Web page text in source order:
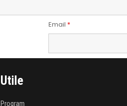
Email *
Utile
Program